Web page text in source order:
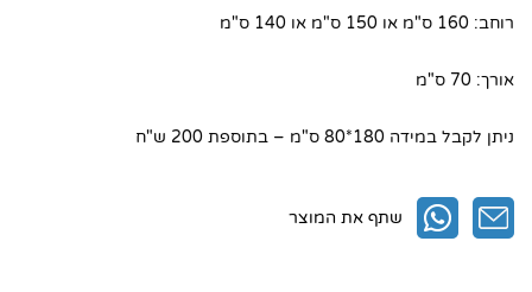
רוחב: 160 ס"מ או 150 ס"מ או 140 ס"מ
אורך: 70 ס"מ
ניתן לקבל במידה 180*80 ס"מ – בתוספת 200 ש"ח
שתף את המוצר